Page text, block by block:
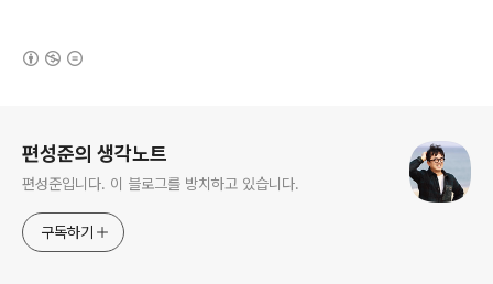
편성준의 생각노트
편성준입니다. 이 블로그를 방치하고 있습니다.
구독하기